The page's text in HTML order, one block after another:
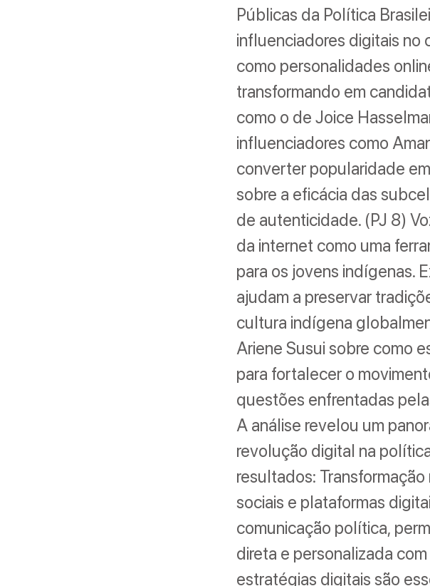
Públicas da Política
influenciadores digitais no
como personalidades
transformando em
como o de Joice
influenciadores como
converter popularidade
sobre a eficácia das
de autenticidade. (PJ 8)
da internet como uma
para os jovens indígenas.
ajudam a preservar
cultura indígena
Ariene Susui sobre como
para fortalecer o
questões enfrentadas
A análise revelou um
revolução digital na
resultados:
sociais e plataformas
comunicação política,
direta e personalizada
estratégias digitais são